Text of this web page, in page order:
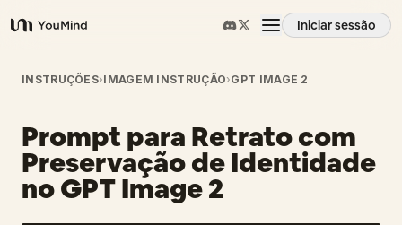
YouMind
Iniciar sessão
Visão geral
Casos de uso
Habilidades
INSTRUÇÕES›IMAGEM INSTRUÇÃO›GPT IMAGE 2
Prompt para Retrato com
Preservação de Identidade
no GPT Image 2